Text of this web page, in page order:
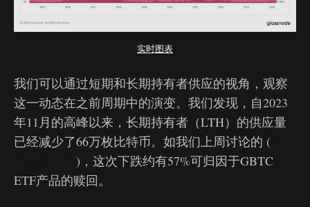
实时图表
我们可以通过短期和长期持有者供应的视角，观察
这一动态在之前周期中的演变。我们发现，自2023
年11月的高峰以来，长期持有者（LTH）的供应量
已经减少了66万枚比特币。如我们上周讨论的 (
)，这次下跌约有57%可归因于GBTC
ETF产品的赎回。